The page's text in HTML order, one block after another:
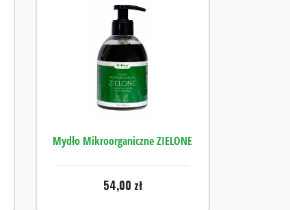
Mydło Mikroorganiczne ZIELONE
54,00 zł